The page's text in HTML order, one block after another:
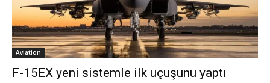
Aviation
F-15EX yeni sistemle ilk uçuşunu yaptı